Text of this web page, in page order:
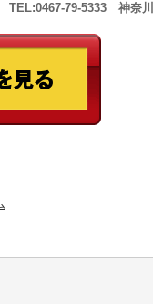
79-5333 神奈川